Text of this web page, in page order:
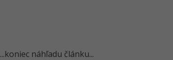
...koniec náhľadu článku...